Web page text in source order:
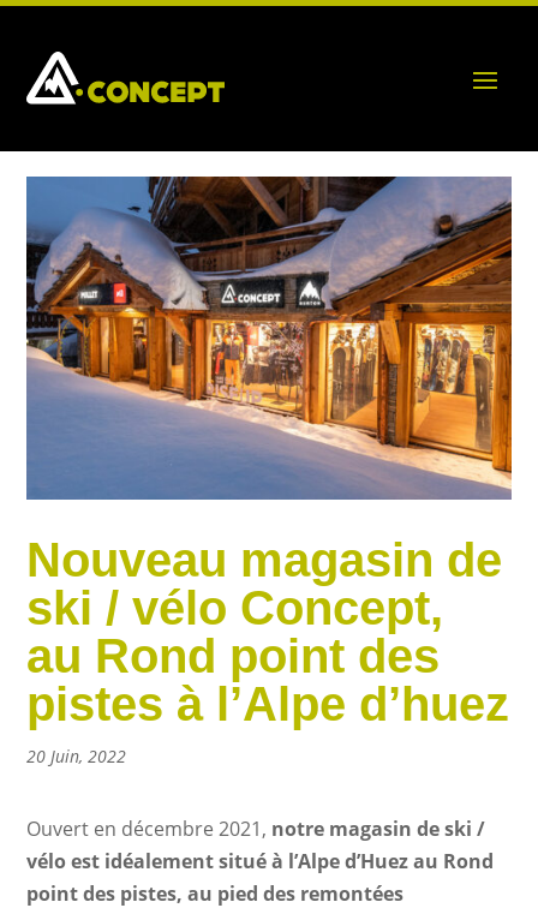
Nouveau magasin de
ski / vélo Concept,
au Rond point des
pistes à l’Alpe d’huez
20 Juin, 2022
Ouvert en décembre 2021, notre magasin de ski /
vélo est idéalement situé à l’Alpe d’Huez au Rond
point des pistes, au pied des remontées